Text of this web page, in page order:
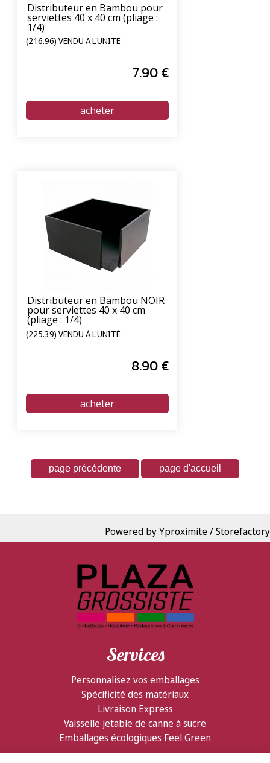
Distributeur en Bambou pour
serviettes 40 x 40 cm (pliage :
1/4)
(216.96) VENDU À L'UNITÉ
7.90€
Distributeur en Bambou NOIR
pour serviettes 40 x 40 cm
(pliage : 1/4)
(225.39) VENDU À L'UNITÉ
8.90€
Powered by Yproximite / Storefactory
Services
Personnalisez vos emballages
Spécificité des matériaux
Livraison Express
Vaisselle jetable de canne à sucre
Emballages écologiques Feel Green